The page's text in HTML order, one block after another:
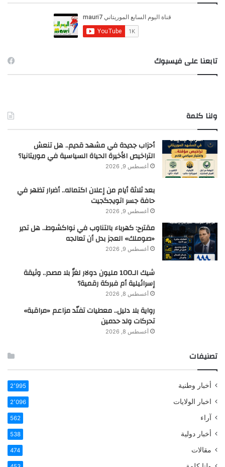
ن
:
تابعنا على فيسبوك
ولنا كلمة
أحزاب جديدة في مشهد قديم.. هل تنعش
التراخيص الأخيرة الحياة السياسية في موريتانيا؟
أغسطس 9, 2026
بعد ثلاثة أيام من إعلان اكتماله.. أضرار تظهر في
حافة جسر اتويجگجيت
أغسطس 9, 2026
مقترح: كهرباء بالتناوب في نواكشوط.. هل تدير
«صوملك» العجز بدل أن تعالجه
أغسطس 9, 2026
شيك الـ100 مليون دولار لغزٌ بلا مصدر.. وثيقة
إسرائيلية أم فبركة رقمية؟
أغسطس 8, 2026
رواية بلا دليل.. معطيات تفنّد مزاعم «مراقبة»
تحركات ولد حدمين
أغسطس 8, 2026
تصنيفات
أخبار وطنية 2٬995
اخبار الولايات 2٬096
آراء 562
أخبار دولية 538
مقالات 474